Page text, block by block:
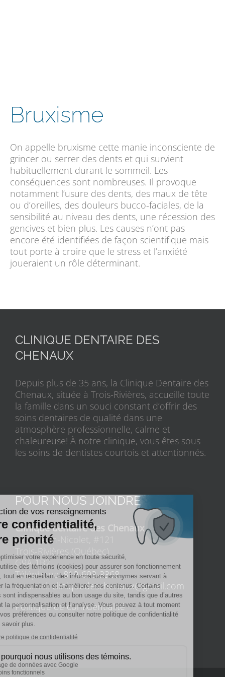
Bruxisme
On appelle bruxisme cette manie inconsciente de
grincer ou serrer des dents et qui survient
habituellement durant le sommeil. Les
conséquences sont nombreuses. Il provoque
notamment l’usure des dents, des maux de tête
ou d’oreilles, des douleurs bucco-faciales, de la
sensibilité au niveau des dents, une récession des
gencives et bien plus. Les causes n’ont pas
encore été identifiées de façon scientifique mais
tout porte à croire que le stress et l’anxiété
joueraient un rôle déterminant.
POUR NOUS JOINDRE
Clinique dentaire des Chenaux
1220, Jean-Nicolet, #121
Trois-Rivières (Québec)
G9A 1B2
Téléphone:819-693-3368
Courriel:cliniquedeschenaux@gmail.com
Politique de confidentialité
CLINIQUE DENTAIRE DES
CHENAUX
Depuis plus de 35 ans, la Clinique Dentaire des
Chenaux, située à Trois-Rivières, accueille toute
la famille dans un souci constant d’offrir des
soins dentaires de qualité dans une
atmosphère professionnelle, calme et
chaleureuse! À notre clinique, vous êtes sous
les soins de dentistes courtois et attentionnés.